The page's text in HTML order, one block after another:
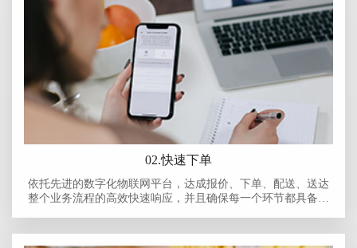
02.快速下单
依托先进的数字化物联网平台，达成报价、下单、配送、送达
整个业务流程的高效快速响应，并且确保每一个环节都具备可